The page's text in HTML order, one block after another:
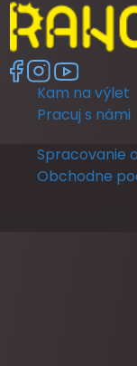
Kam na výlet
Pracuj s námi
Spracovanie
Obchodne
Copyright ©